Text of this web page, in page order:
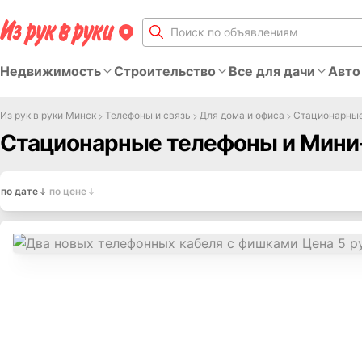
Недвижимость Строительство Все для дачи
Из рук в руки Минск Телефоны и связь Для дома и офиса
Стационарные телефоны и
по дате по цене